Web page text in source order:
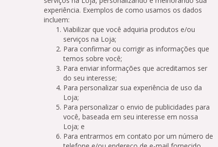
experiência. Exemplos de como usamos os dados
incluem:
Viabilizar que você adquiria produtos e/ou
serviços na Loja;
Para confirmar ou corrigir as informações que
temos sobre você;
Para enviar informações que acreditamos ser
do seu interesse;
Para personalizar sua experiência de uso da
Loja;
Para personalizar o envio de publicidades para
você, baseada em seu interesse em nossa
Loja; e
Para entrarmos em contato por um número de